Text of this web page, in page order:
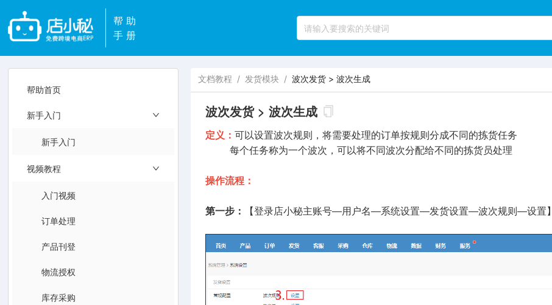
帮助
手册
帮助首页
新手入门
新手入门
视频教程
入门视频
订单处理
产品刊登
物流授权
库存采购
文档教程 / 发货模块 / 波次发货 > 波次生成
波次发货 > 波次生成
定义：可以设置波次规则，将需要处理的订单按规则分成不同的拣货任务
每个任务称为一个波次，可以将不同波次分配给不同的拣货员处理
操作流程：
第一步： 【登录店小秘主账号—用户名—系统设置—发货设置—波次规则—设置】